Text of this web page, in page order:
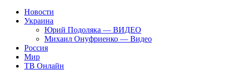
Новости
Украина
Юрий Подоляка — ВИДЕО
Михаил Онуфриенко — Видео
Россия
Мир
ТВ Онлайн